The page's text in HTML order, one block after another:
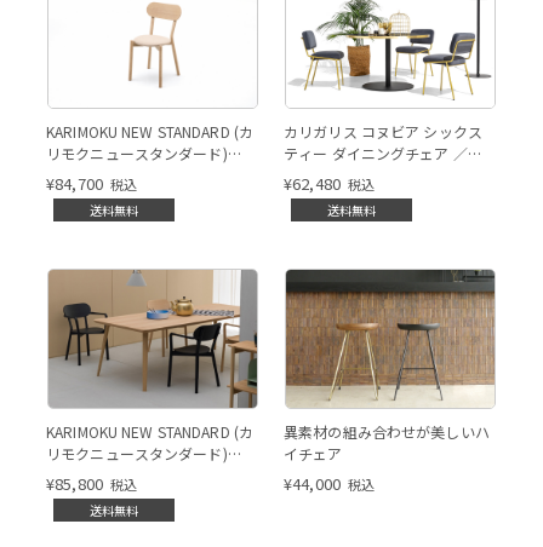
KARIMOKU NEW STANDARD (カ
リモクニュースタンダード)
CASTOR（キャストール）チェ
ア プラス パッド
¥84,700 税込
送料無料
カリガリス コヌビア シックス
ティー ダイニングチェア ／
Calligaris connubia SIXTY
Dining chair[CB2138]
¥62,480 税込
送料無料
KARIMOKU NEW STANDARD (カ
リモクニュースタンダード)
CASTOR（キャストール）アー
ムチェア プラス
¥85,800 税込
送料無料
異素材の組み合わせが美しいハ
イチェア
¥44,000 税込